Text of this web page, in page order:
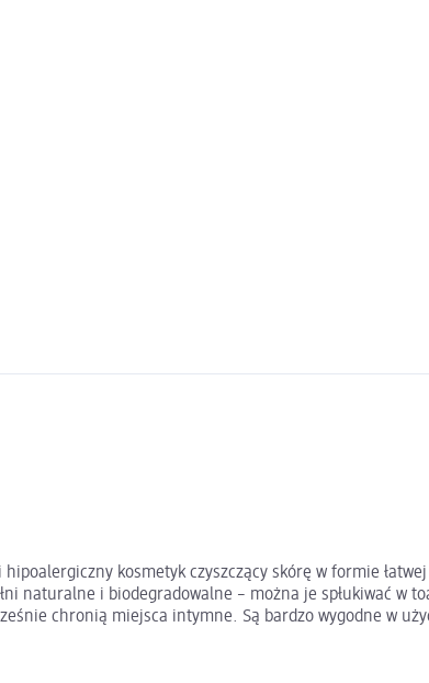
kosmetyk czyszczący skórę w formie
naturalne i biodegradowalne – można je spłukiwać w
chronią miejsca intymne. Są bardzo wygodne w